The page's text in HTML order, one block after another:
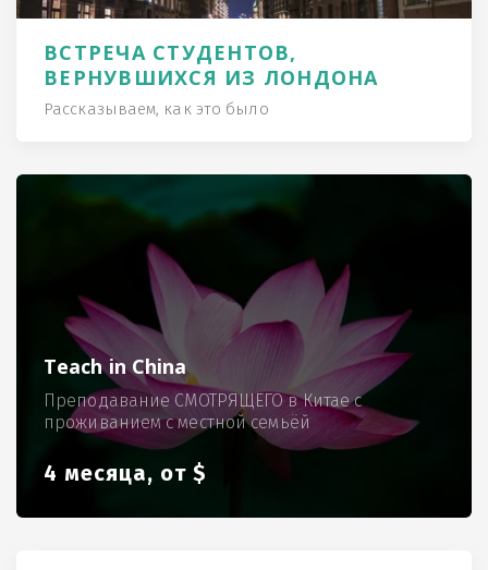
ВСТРЕЧА СТУДЕНТОВ,
ВЕРНУВШИХСЯ ИЗ ЛОНДОНА
Рассказываем, как это было
Teach in China
Преподавание СМОТРЯЩЕГО в Китае с
проживанием с местной семьёй
4 месяца, от $